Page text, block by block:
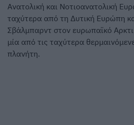
Ανατολική και Νοτιοανατολική
ταχύτερα από τη Δυτική Ευρώπη
Σβάλμπαρντ στον ευρωπαϊκό
μία από τις ταχύτερα
πλανήτη.